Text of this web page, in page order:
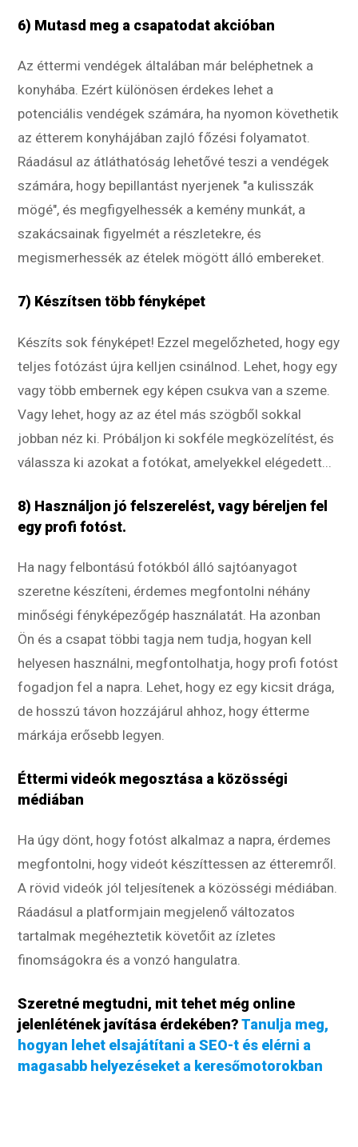
6) Mutasd meg a csapatodat akcióban
Az éttermi vendégek általában már beléphetnek a
konyhába. Ezért különösen érdekes lehet a
potenciális vendégek számára, ha nyomon követhetik
az étterem konyhájában zajló főzési folyamatot.
Ráadásul az átláthatóság lehetővé teszi a vendégek
számára, hogy bepillantást nyerjenek "a kulisszák
mögé", és megfigyelhessék a kemény munkát, a
szakácsainak figyelmét a részletekre, és
megismerhessék az ételek mögött álló embereket.
7) Készítsen több fényképet
Készíts sok fényképet! Ezzel megelőzheted, hogy egy
teljes fotózást újra kelljen csinálnod. Lehet, hogy egy
vagy több embernek egy képen csukva van a szeme.
Vagy lehet, hogy az az étel más szögből sokkal
jobban néz ki. Próbáljon ki sokféle megközelítést, és
válassza ki azokat a fotókat, amelyekkel elégedett...
8) Használjon jó felszerelést, vagy béreljen fel
egy profi fotóst.
Ha nagy felbontású fotókból álló sajtóanyagot
szeretne készíteni, érdemes megfontolni néhány
minőségi fényképezőgép használatát. Ha azonban
Ön és a csapat többi tagja nem tudja, hogyan kell
helyesen használni, megfontolhatja, hogy profi fotóst
fogadjon fel a napra. Lehet, hogy ez egy kicsit drága,
de hosszú távon hozzájárul ahhoz, hogy étterme
márkája erősebb legyen.
Éttermi videók megosztása a közösségi
médiában
Ha úgy dönt, hogy fotóst alkalmaz a napra, érdemes
megfontolni, hogy videót készíttessen az étteremről.
A rövid videók jól teljesítenek a közösségi médiában.
Ráadásul a platformjain megjelenő változatos
tartalmak megéheztetik követőit az ízletes
finomságokra és a vonzó hangulatra.
Szeretné megtudni, mit tehet még online
jelenlétének javítása érdekében?Tanulja meg,
hogyan lehet elsajátítani a SEO-t és elérni a
magasabb helyezéseket a keresőmotorokban